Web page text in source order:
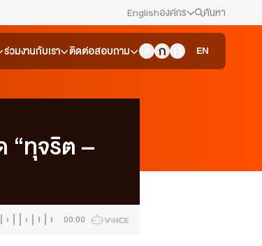
Englishองค์กร
สมัครงาน/ฝึกงาน
ค้นหา
ร่วมงานกับเรา ติดต่อสอบถาม EN
“ทุจริต –
00:00